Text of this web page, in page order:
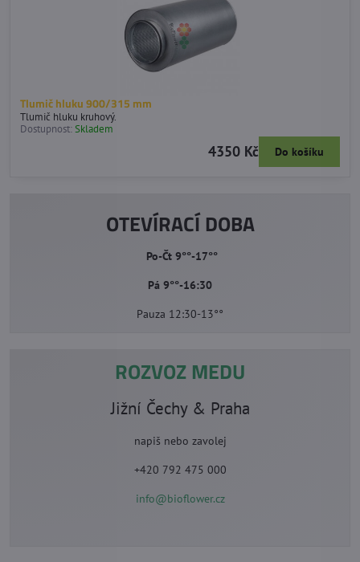
Tlumič hluku 900/315 mm
Tlumič hluku kruhový.
Dostupnost:Skladem
4350 Kč Do košíku
OTEVÍRACÍ DOBA
Po-Čt 9°°-17°°
Pá 9°°-16:30
Pauza 12:30-13°°
ROZVOZ MEDU
Jižní Čechy & Praha
napiš nebo zavolej
+420 792 475 000
info@bioflower.cz